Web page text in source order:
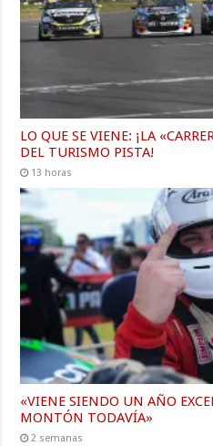
LO QUE SE VIENE: ¡LA
DEL TURISMO PISTA!
13 horas
«VIENE SIENDO UN AÑO
MONTÓN TODAVÍA»
2 semanas